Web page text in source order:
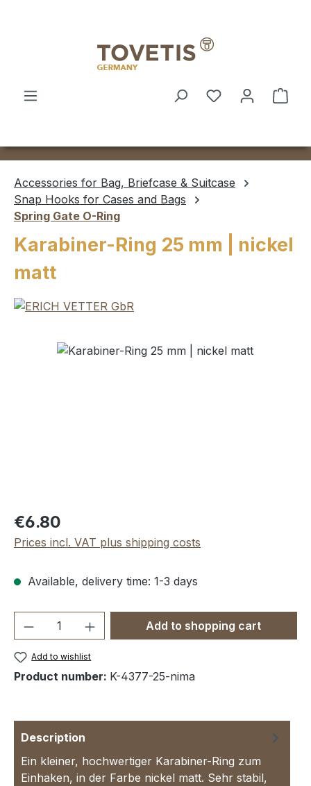
Accessories for Bag, Briefcase & Suitcase
Snap Hooks for Cases and Bags
Spring Gate O-Ring
Karabiner-Ring 25 mm | nickel
matt
Skip image gallery
Regular price:
€6.80
Prices incl. VAT plus shipping costs
Available, delivery time: 1-3 days
Product Quantity: Enter the desired
Add to shopping cart
Add to wishlist
Product number: K-4377-25-nima
Description
Ein kleiner, hochwertiger Karabiner-Ring zum
Einhaken, in der Farbe nickel matt. Sehr stabil,